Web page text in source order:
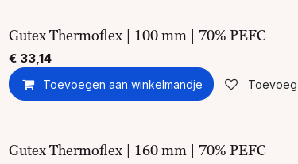
Gutex Thermoflex | 100 mm | 70% PEFC
€ 33,14
Toevoegen aan winkelmandje
Gutex Thermoflex | 160 mm | 70% PEFC